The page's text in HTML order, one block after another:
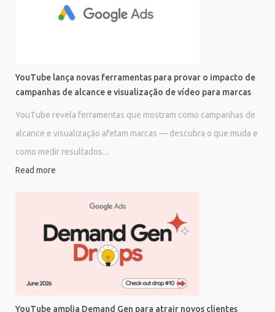
YouTube lança novas ferramentas para provar o impacto de
campanhas de alcance e visualização de vídeo para marcas
YouTube revela ferramentas que mostram como campanhas de
alcance e visualização afetam marcas — descubra o que muda e
como medir resultados....
Read more
YouTube amplia Demand Gen para atrair novos clientes